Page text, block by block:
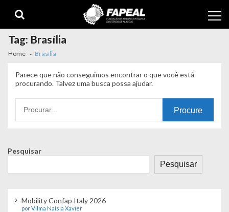
navigation
content
Tag: Brasília
Home Brasília
Parece que não conseguimos encontrar o que você está
procurando. Talvez uma busca possa ajudar.
por:
Pesquisar
Pesquisar
Mobility Confap Italy 2026
por Vilma Naísia Xavier